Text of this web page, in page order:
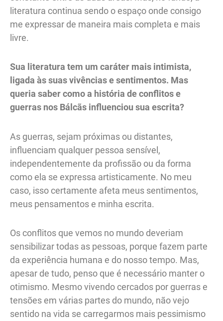
literatura continua sendo o espaço onde consigo
me expressar de maneira mais completa e mais
livre.
Sua literatura tem um caráter mais intimista,
ligada às suas vivências e sentimentos. Mas
queria saber como a história de conflitos e
guerras nos Bálcãs influenciou sua escrita?
As guerras, sejam próximas ou distantes,
influenciam qualquer pessoa sensível,
independentemente da profissão ou da forma
como ela se expressa artisticamente. No meu
caso, isso certamente afeta meus sentimentos,
meus pensamentos e minha escrita.
Os conflitos que vemos no mundo deveriam
sensibilizar todas as pessoas, porque fazem parte
da experiência humana e do nosso tempo. Mas,
apesar de tudo, penso que é necessário manter o
otimismo. Mesmo vivendo cercados por guerras e
tensões em várias partes do mundo, não vejo
sentido na vida se carregarmos mais pessimismo